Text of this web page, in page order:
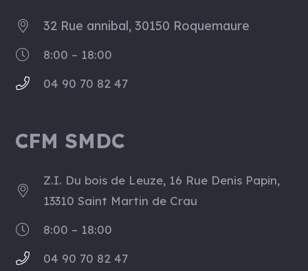
32 Rue annibal, 30150 Roquemaure
8:00 – 18:00
04 90 70 82 47
CFM SMDC
Z.I. Du bois de Leuze, 16 Rue Denis Papin,
13310 Saint Martin de Crau
8:00 – 18:00
04 90 70 82 47